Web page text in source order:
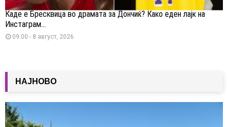
Каде е Бресквица во драмата за Дончиќ? Како еден лајк на
Инстаграм...
09:00 - 8 август, 2026
НАЈНОВО